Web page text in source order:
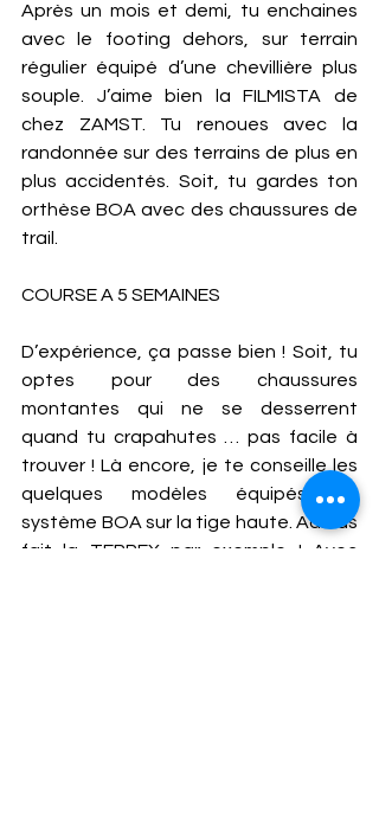
Après un mois et demi, tu enchaines
avec le footing dehors, sur terrain
régulier équipé d’une chevillière plus
souple. J’aime bien la FILMISTA de
chez ZAMST. Tu renoues avec la
randonnée sur des terrains de plus en
plus accidentés. Soit, tu gardes ton
orthèse BOA avec des chaussures de
trail.
COURSE A 5 SEMAINES
D’expérience, ça passe bien ! Soit, tu
optes pour des chaussures
montantes qui ne se desserrent
quand tu crapahutes … pas facile à
trouver ! Là encore, je te conseille les
quelques modèles équipés du
système BOA sur la tige haute. Adidas
fait la TERREX par exemple ! Avec